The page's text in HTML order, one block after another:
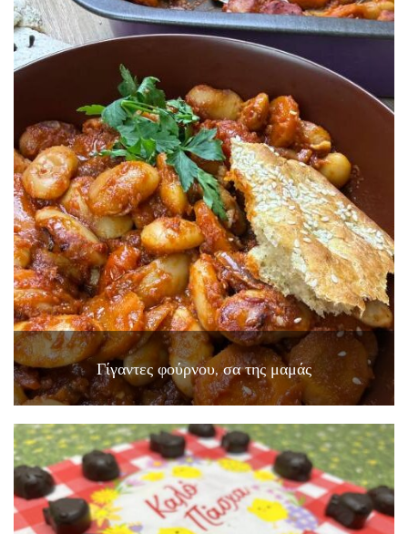
Γίγαντες φούρνου, σα της μαμάς